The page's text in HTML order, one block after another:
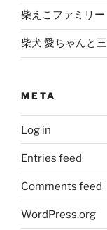
柴えこファミリ
柴犬 愛ちゃんと
META
Log in
Entries feed
Comments feed
WordPress.org